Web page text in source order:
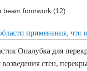
применения, что
Опалубка для
возведения стен,